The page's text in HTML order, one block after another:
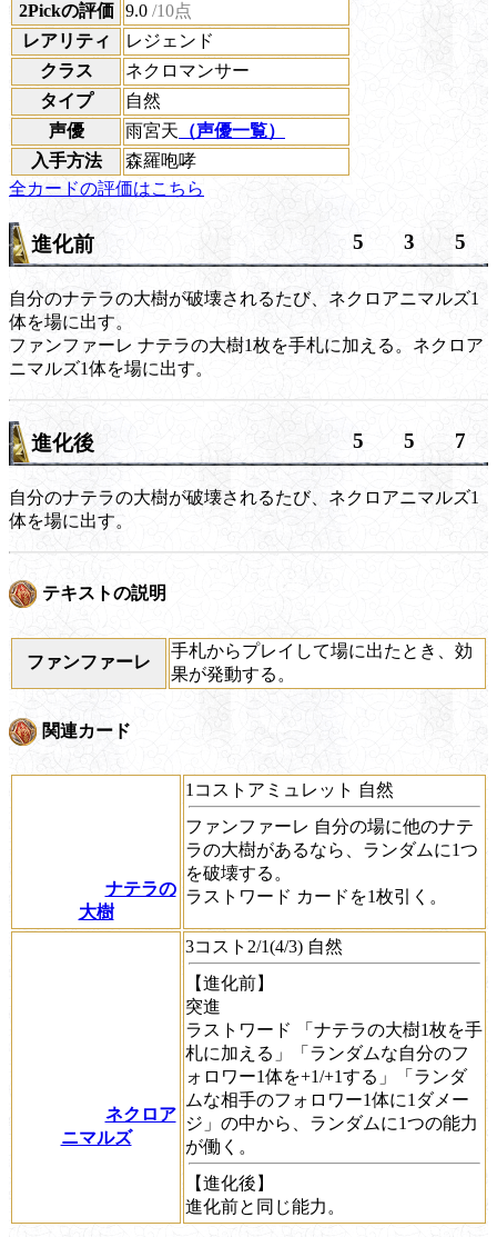
2Pickの評価 9.0 /10点
レアリティ
レジェンド
クラス
ネクロマンサー
タイプ
自然
声優
雨宮天 （声優一覧）
入手方法
森羅咆哮
全カードの評価はこちら
進化前 5 3 5
自分のナテラの大樹が破壊されるたび、ネクロアニマルズ1
体を場に出す。
ファンファーレ ナテラの大樹1枚を手札に加える。ネクロア
ニマルズ1体を場に出す。
進化後 5 5 7
自分のナテラの大樹が破壊されるたび、ネクロアニマルズ1
体を場に出す。
テキストの説明
ファンファーレ
手札からプレイして場に出たとき、効
果が発動する。
関連カード
ナテラの
大樹
1コストアミュレット 自然
ファンファーレ 自分の場に他のナテ
ラの大樹があるなら、ランダムに1つ
を破壊する。
ラストワード カードを1枚引く。
ネクロア
ニマルズ
3コスト2/1(4/3) 自然
【進化前】
突進
ラストワード
「ナテラの大樹1枚を手
札に加える」「ランダムな自分のフ
ォロワー1体を+1/+1する」「ランダ
ムな相手のフォロワー1体に1ダメー
ジ」の中から、ランダムに1つの能力
が働く。
【進化後】
進化前と同じ能力。